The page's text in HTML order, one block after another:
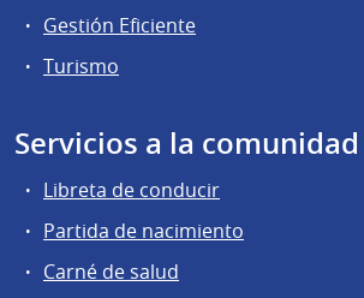
Gestión Eficiente
Turismo
Servicios a la comunidad
Libreta de conducir
Partida de nacimiento
Carné de salud